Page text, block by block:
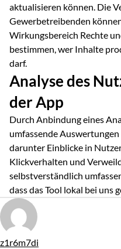
aktualisieren können. Die
Gewerbetreibenden
Wirkungsbereich Rechte
bestimmen, wer Inhalte
darf.
Analyse des
der App
Durch Anbindung eines
umfassende
darunter Einblicke in
Klickverhalten und
selbstverständlich
dass das Tool lokal bei uns
Von
z1r6m7di